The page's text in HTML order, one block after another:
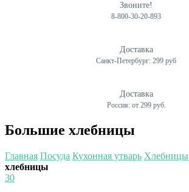
Звоните!
8-800-30-20-893
Доставка
Санкт-Петербург: 299 руб
Доставка
Россия: от 299 руб.
Большие хлебницы
Главная Посуда Кухонная утварь Хлебницы
хлебницы
30